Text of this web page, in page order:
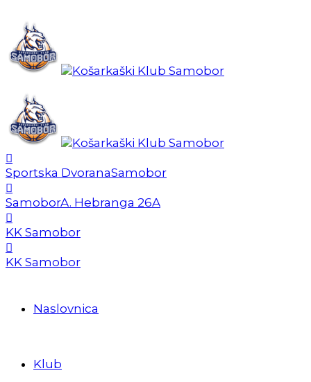
Sportska DvoranaSamobor
SamoborA. Hebranga 26A
KK Samobor
KK Samobor
Naslovnica
Klub